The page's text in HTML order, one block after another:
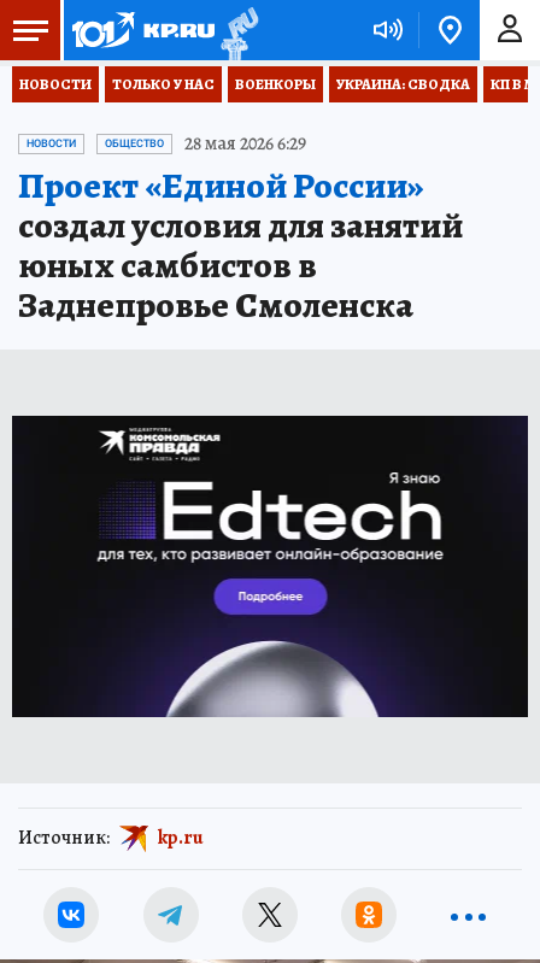
НОВОСТИ ТОЛЬКО У НАС ВОЕНКОРЫ УКРАИНА: СВОДКА КП В
НОВОСТИ ОБЩЕСТВО 28 мая 2026 6:29
Проект «Единой России»
создал условия для занятий
юных самбистов в
Заднепровье Смоленска
Источник: kp.ru